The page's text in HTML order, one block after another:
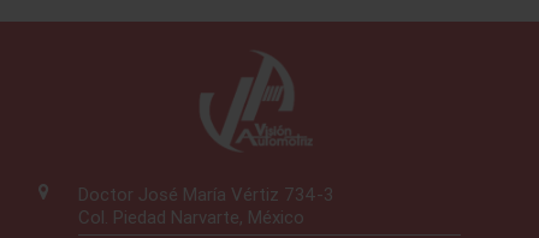
Doctor José María Vértiz 734-3
Col. Piedad Narvarte, México